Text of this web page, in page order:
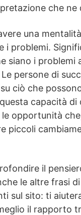
che ne
una
i problemi.
siano i problemi
persone di
ciò che
capacità di
opportunità
piccoli
il
le altre frasi di
sul sito: ti
il rapporto